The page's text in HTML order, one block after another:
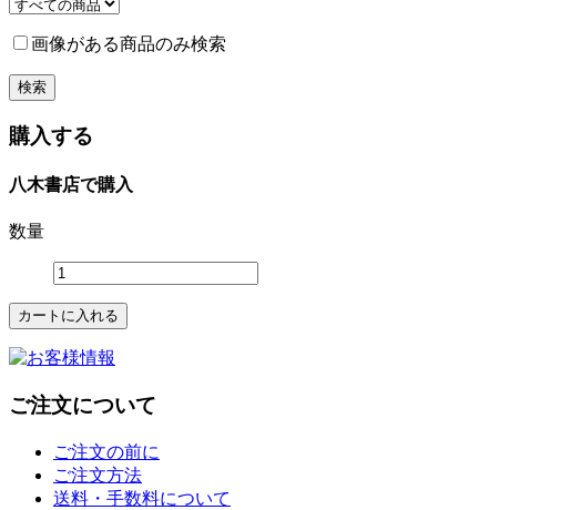
画像がある商品のみ検索
購入する
八木書店で購入
数量
ご注文について
ご注文の前に
ご注文方法
送料・手数料について